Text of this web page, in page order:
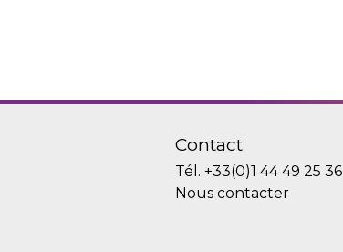
Contact
Tél.+33(0)1 44 49 25 36
Nous contacter